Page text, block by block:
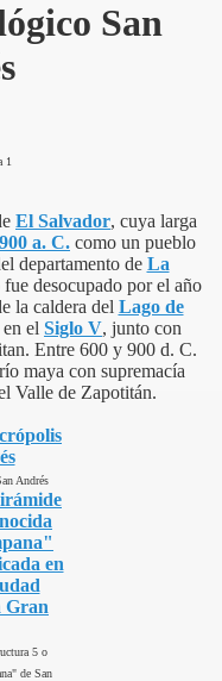
San
1
El Salvador, cuya larga
900 a. C. como un pueblo
departamento de La
desocupado por el año
la caldera del Lago de
el Siglo V, junto con
Entre 600 y 900 d. C.
maya con supremacía
Valle de Zapotitán.
Andrés
5 o
de San